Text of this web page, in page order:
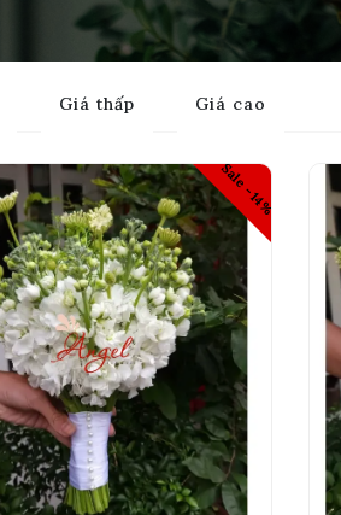
Giá thấp Giá cao
Sale -14%